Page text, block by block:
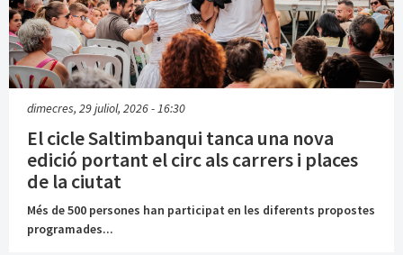
dimecres, 29 juliol, 2026 - 16:30
El cicle Saltimbanqui tanca una nova
edició portant el circ als carrers i places
de la ciutat
Més de 500 persones han participat en les diferents propostes
programades...